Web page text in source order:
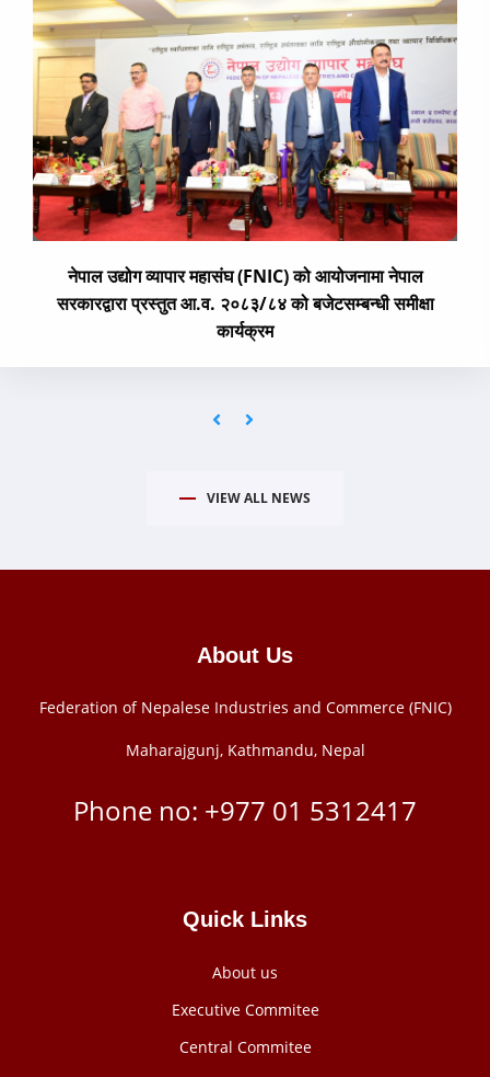
नेपाल उद्योग व्यापार महासंघ (FNIC) को आयोजनामा नेपाल
सरकारद्वारा प्रस्तुत आ.व. २०८३/८४ को बजेटसम्बन्धी समीक्षा
कार्यक्रम
VIEW ALL NEWS
About Us
Federation of Nepalese Industries and Commerce (FNIC)
Maharajgunj, Kathmandu, Nepal
Phone no: +977 ‭01 5312417
Quick Links
About us
Executive Commitee
Central Commitee